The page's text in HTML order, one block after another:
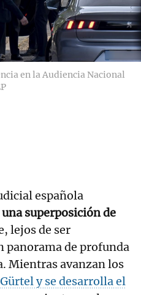
en la Audiencia Nacional
española
una superposición de
lejos de ser
panorama de profunda
Mientras avanzan los
y se desarrolla el